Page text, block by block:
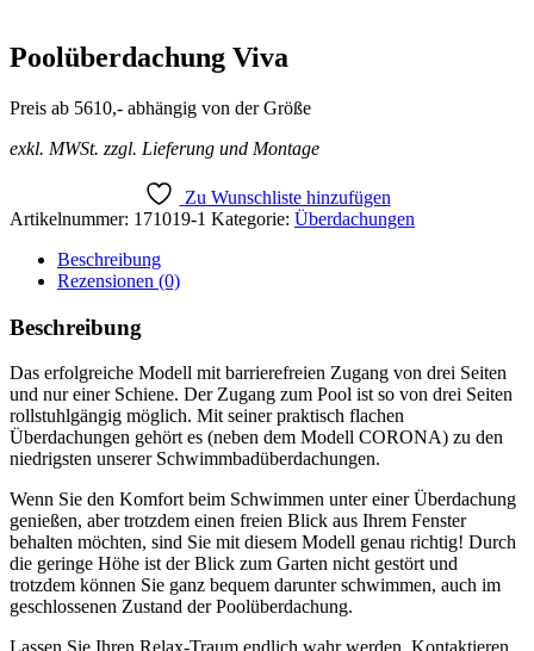
Poolüberdachung Viva
Preis ab 5610,- abhängig von der Größe
exkl. MWSt. zzgl. Lieferung und Montage
Zu Wunschliste hinzufügen
Artikelnummer: 171019-1 Kategorie: Überdachungen
Beschreibung
Rezensionen (0)
Beschreibung
Das erfolgreiche Modell mit barrierefreien Zugang von drei Seiten
und nur einer Schiene. Der Zugang zum Pool ist so von drei Seiten
rollstuhlgängig möglich. Mit seiner praktisch flachen
Überdachungen gehört es (neben dem Modell CORONA) zu den
niedrigsten unserer Schwimmbadüberdachungen.
Wenn Sie den Komfort beim Schwimmen unter einer Überdachung
genießen, aber trotzdem einen freien Blick aus Ihrem Fenster
behalten möchten, sind Sie mit diesem Modell genau richtig! Durch
die geringe Höhe ist der Blick zum Garten nicht gestört und
trotzdem können Sie ganz bequem darunter schwimmen, auch im
geschlossenen Zustand der Poolüberdachung.